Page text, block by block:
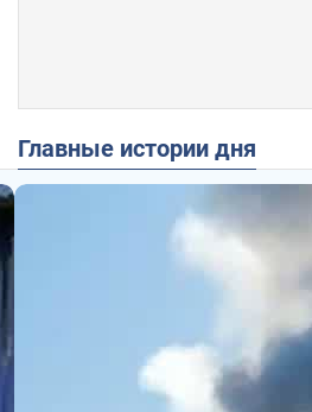
Главные истории дня